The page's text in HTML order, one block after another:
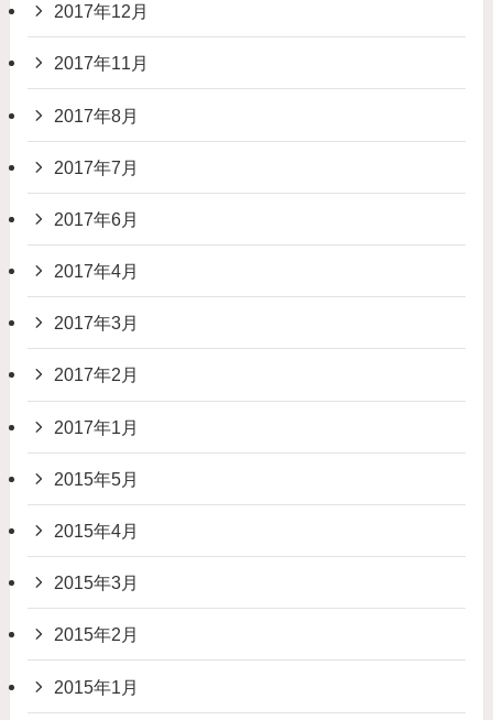
2017年12月
2017年11月
2017年8月
2017年7月
2017年6月
2017年4月
2017年3月
2017年2月
2017年1月
2015年5月
2015年4月
2015年3月
2015年2月
2015年1月